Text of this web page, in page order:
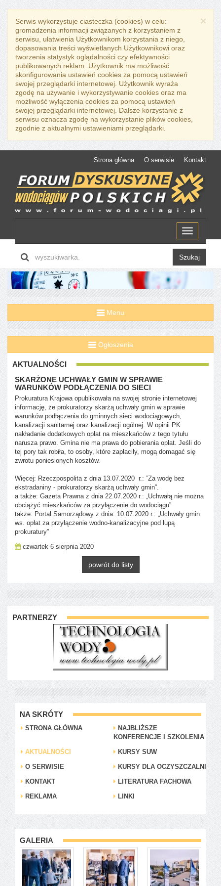
×
Serwis wykorzystuje ciasteczka (cookies) w celu:
gromadzenia informacji związanych z korzystaniem z
serwisu, ułatwienia Użytkownikom korzystania z niego,
dopasowania treści wyświetlanych Użytkownikowi oraz
tworzenia statystyk oglądalności czy efektywności
publikowanych reklam. Użytkownik ma możliwość
skonfigurowania ustawień cookies za pomocą ustawień
swojej przeglądarki internetowej. Użytkownik wyraża
zgodę na używanie i wykorzystywanie cookies oraz ma
możliwość wyłączenia cookies za pomocą ustawień
swojej przeglądarki internetowej. Dalsze korzystanie z
serwisu oznacza zgodę na wykorzystanie plików cookies,
zgodnie z aktualnymi ustawieniami przeglądarki.
Strona główna O serwisie Kontakt
Menu
Szukaj
Menu
Ogłoszenia
AKTUALNOŚCI
SKARŻONE UCHWAŁY GMIN W SPRAWIE
WARUNKÓW PODŁĄCZENIA DO SIECI
Prokuratura Krajowa opublikowała na swojej stronie internetowej
informację, że prokuratorzy skarżą uchwały gmin w sprawie
warunków podłączenia do gminnych sieci wodociągowych,
kanalizacji sanitarnej oraz kanalizacji ogólnej. W opinii PK
nakładanie dodatkowych opłat na mieszkańców z tego tytułu
narusza prawo. Gmina nie ma prawa do pobierania opłat. Jeśli do
tej pory tak robiła, to osoby, które zapłaciły, mogą domagać się
zwrotu poniesionych kosztów.
Więcej: Rzeczpospolita z dnia 13.07.2020 r.: ”Za wodę bez
ekstradaniny - prokuratorzy skarżą uchwały gmin”.
a także: Gazeta Prawna z dnia 22.07.2020 r.: „Uchwałą nie można
obciążyć mieszkańców za przyłączenie do wodociągu”
także: Portal Samorządowy z dnia: 10.07.2020 r.: „Uchwały gmin
ws. opłat za przyłączenie wodno-kanalizacyjne pod lupą
prokuratury”
czwartek 6 sierpnia 2020
powrót do listy
PARTNERZY
NA SKRÓTY
STRONA GŁÓWNA
NAJBLIŻSZE
KONFERENCJE I SZKOLENIA
AKTUALNOŚCI
KURSY SUW
O SERWISIE
KURSY DLA OCZYSZCZALNI
KONTAKT
LITERATURA FACHOWA
REKLAMA
LINKI
GALERIA